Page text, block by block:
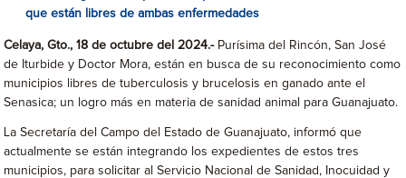
que están libres de ambas enfermedades
Celaya, Gto., 18 de octubre del 2024.-Purísima del Rincón, San José
de Iturbide y Doctor Mora, están en busca de su reconocimiento como
municipios libres de tuberculosis y brucelosis en ganado ante el
Senasica; un logro más en materia de sanidad animal para Guanajuato.
La Secretaría del Campo del Estado de Guanajuato, informó que
actualmente se están integrando los expedientes de estos tres
municipios, para solicitar al Servicio Nacional de Sanidad, Inocuidad y